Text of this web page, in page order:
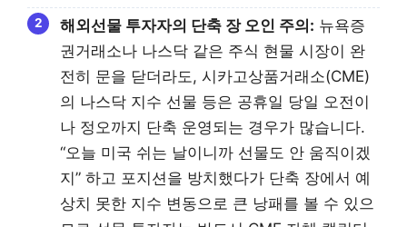
해외선물 투자자의 단축 장 오인 주의: 뉴욕증
권거래소나 나스닥 같은 주식 현물 시장이 완
전히 문을 닫더라도, 시카고상품거래소(CME)
의 나스닥 지수 선물 등은 공휴일 당일 오전이
나 정오까지 단축 운영되는 경우가 많습니다.
“오늘 미국 쉬는 날이니까 선물도 안 움직이겠
지” 하고 포지션을 방치했다가 단축 장에서 예
상치 못한 지수 변동으로 큰 낭패를 볼 수 있으